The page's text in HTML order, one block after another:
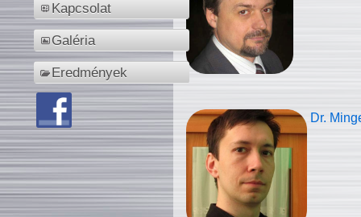
Kapcsolat
Galéria
Eredmények
Dr.